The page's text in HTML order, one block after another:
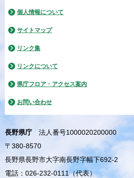
個人情報について
サイトマップ
リンク集
リンクについて
県庁フロア・アクセス案内
お問い合わせ
長野県庁
法人番号1000020200000
〒380-8570
長野県長野市大字南長野字幅下692-2
電話：026-232-0111（代表）